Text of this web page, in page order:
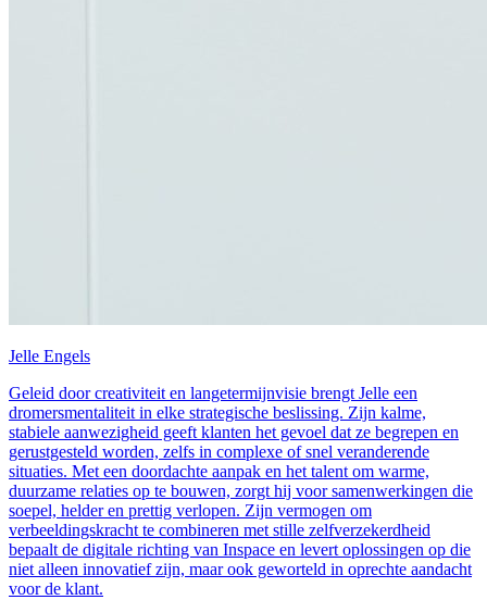
Jelle Engels
Geleid door creativiteit en langetermijnvisie brengt Jelle een
dromersmentaliteit in elke strategische beslissing. Zijn kalme,
stabiele aanwezigheid geeft klanten het gevoel dat ze begrepen en
gerustgesteld worden, zelfs in complexe of snel veranderende
situaties. Met een doordachte aanpak en het talent om warme,
duurzame relaties op te bouwen, zorgt hij voor samenwerkingen die
soepel, helder en prettig verlopen. Zijn vermogen om
verbeeldingskracht te combineren met stille zelfverzekerdheid
bepaalt de digitale richting van Inspace en levert oplossingen op die
niet alleen innovatief zijn, maar ook geworteld in oprechte aandacht
voor de klant.